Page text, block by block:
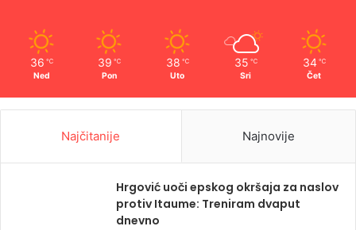
36 ℃
Ned
39 ℃
Pon
38 ℃
Uto
35 ℃
Sri
34 ℃
Čet
Najčitanije Najnovije
Hrgović uoči epskog okršaja za naslov
protiv Itaume: Treniram dvaput
dnevno